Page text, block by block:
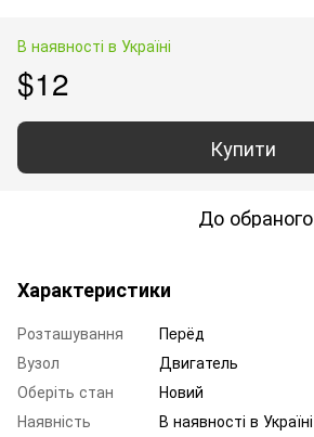
В наявності в Україні
$12
Купити
До обраного
Характеристики
Розташування
Пepёд
Вузол
Двигатель
Оберіть стан
Новий
Наявність
В наявності в Україні